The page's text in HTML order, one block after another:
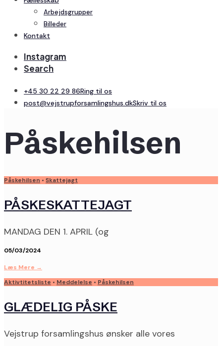
Arbejdsgrupper
Billeder
Kontakt
Instagram
Search
+45 30 22 29 86Ring til os
post@vejstrupforsamlingshus.dkSkriv til os
Påskehilsen
Påskehilsen • Skattejagt
PÅSKESKATTEJAGT
MANDAG DEN 1. APRIL (og
05/03/2024
Læs Mere →
Aktivtitetsliste • Meddelelse • Påskehilsen
GLÆDELIG PÅSKE
Vejstrup forsamlingshus ønsker alle vores